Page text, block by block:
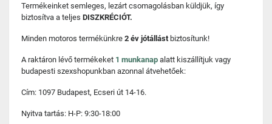
Termékeinket semleges, lezárt csomagolásban küldjük, így
biztosítva a teljes DISZKRÉCIÓT.
Minden motoros termékünkre 2 év jótállást biztosítunk!
A raktáron lévő termékeket 1 munkanap alatt kiszállítjuk vagy
budapesti szexshopunkban azonnal átvehetőek:
Cím: 1097 Budapest, Ecseri út 14-16.
Nyitva tartás: H-P: 9:30-18:00